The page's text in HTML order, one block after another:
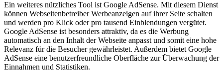
Ein weiteres nützliches ⁤Tool ist Google AdSense. Mit diesem Dienst
können Webseitenbetreiber ‍Werbeanzeigen auf ihrer Seite schalten
und werden pro‍ Klick oder pro tausend Einblendungen vergütet.
Google⁣ AdSense ⁣ist besonders attraktiv,​ da es die Werbung
automatisch an den Inhalt der‍ Webseite anpasst und somit eine hohe
Relevanz für die ⁣Besucher gewährleistet. ‍Außerdem bietet Google
AdSense ‌eine benutzerfreundliche Oberfläche zur Überwachung der⁢
Einnahmen und Statistiken.